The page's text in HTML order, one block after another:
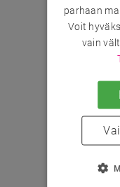
parhaan
Voit
vain